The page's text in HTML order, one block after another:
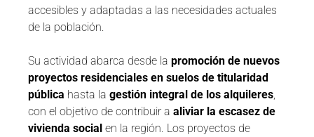
accesibles y adaptadas a las necesidades actuales
de la población.
Su actividad abarca desde la promoción de nuevos
proyectos residenciales en suelos de titularidad
pública hasta la gestión integral de los alquileres
con el objetivo de contribuir a aliviar la escasez de
vivienda social en la región. Los proyectos de